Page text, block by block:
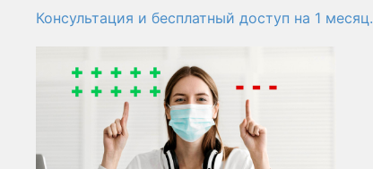
Консультация и бесплатный доступ на 1 месяц.